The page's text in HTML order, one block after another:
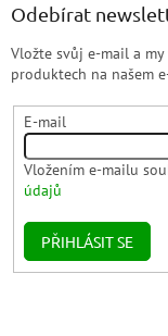
Odebírat
Vložte svůj e-mail a
produktech na našem
E-mail
Vložením e-mailu
údajů
PŘIHLÁSIT SE